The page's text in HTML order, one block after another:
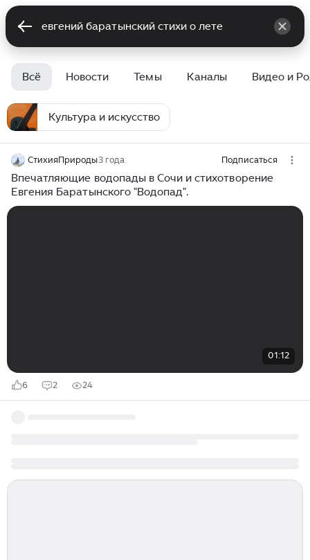
Всё Новости Темы Каналы Видео и
Культура и искусство
СтихияПрироды3 года Подписаться
Впечатляющие водопады в Сочи и стихотворение
Евгения Баратынского "Водопад".
01:12
6 2 24